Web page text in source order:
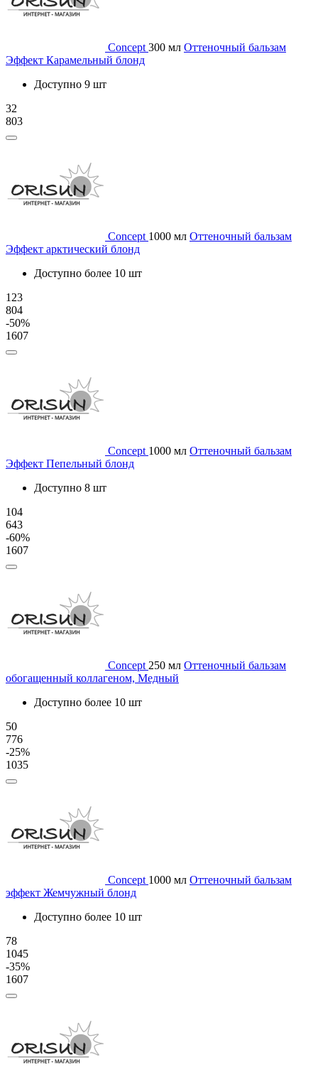
Concept 300 мл Оттеночный бальзам
Эффект Карамельный блонд
Доступно 9 шт
32
803
Concept 1000 мл Оттеночный бальзам
Эффект арктический блонд
Доступно более 10 шт
123
804
-50%
1607
Concept 1000 мл Оттеночный бальзам
Эффект Пепельный блонд
Доступно 8 шт
104
643
-60%
1607
Concept 250 мл Оттеночный бальзам
обогащенный коллагеном, Медный
Доступно более 10 шт
50
776
-25%
1035
Concept 1000 мл Оттеночный бальзам
эффект Жемчужный блонд
Доступно более 10 шт
78
1045
-35%
1607